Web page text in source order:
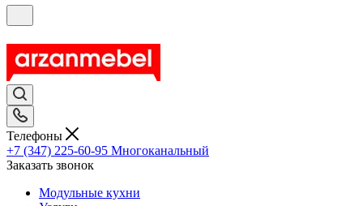
Телефоны
+7 (347) 225-60-95 Многоканальный
Заказать звонок
Модульные кухни